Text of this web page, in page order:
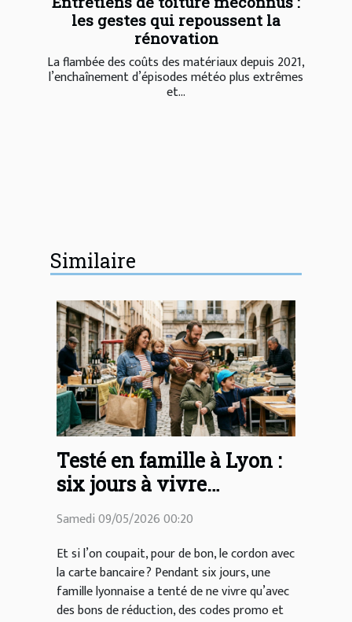
les gestes qui repoussent la
rénovation
La flambée des coûts des matériaux depuis 2021,
l’enchaînement d’épisodes météo plus extrêmes
et...
Similaire
Testé en famille à Lyon :
six jours à vivre
uniquement grâce aux
bons de réduction
Samedi 09/05/2026 00:20
Et si l’on coupait, pour de bon, le cordon avec
la carte bancaire ? Pendant six jours, une
famille lyonnaise a tenté de ne vivre qu’avec
des bons de réduction, des codes promo et